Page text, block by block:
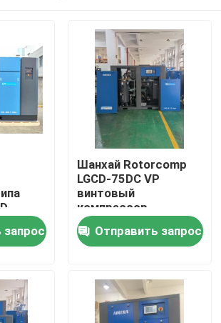
запрос
Шанхай Rotorcomp
LGCD-75DC VP
винтовый
компрессор
Бесплатная
доставка воздуха
Отправить запрос